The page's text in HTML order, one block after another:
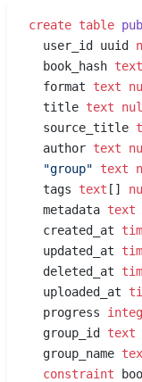
create table
  user_id uuid
  book_hash
text
  format
text
  title
text
  source_title
  author
text
  "group"
text
  tags
text []
  metadata
text
  created_at
  updated_at
  deleted_at
  uploaded_at
  progress
  group_id
text
  group_name
  constraint